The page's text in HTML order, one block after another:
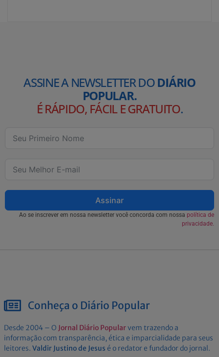
ASSINE A NEWSLETTER DODIÁRIO
POPULAR.
É RÁPIDO, FÁCIL E GRATUITO.
Assinar
Ao se inscrever em nossa newsletter você concorda com nossa política de
privacidade.
Conheça o Diário Popular
Desde 2004 – O Jornal Diário Popularvem trazendo a
informação com transparência, ética e imparcialidade para seus
leitores. Valdir Justino de Jesus é o redator e fundador do jornal.